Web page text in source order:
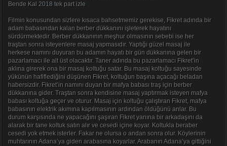
Bende Kal 2018 tek part izle
Filmin konusundan sizlere kısaca bahsetmemiz gerekise, Fikret adında bir
adam babasından kalan berber dükkanını işleterek hayatını
sürdürmektedir. Berber dükkanının meşhur olmasının sebebi ise her
traştan sonra isteyenlere masaj yapmasıdır. Yaptığı güzel masaj ile
herkese namını duyuran bu adamın hayatı bir gün dükkanına gelen bir
pazarlamacı ile alt üst olacaktır. Taner adında bu pazarlamacı Fikret’in
aklına girerek ona bir masaj koltuğu satar. Bu masaj koltuğu sayesinde
yükünün hafiflediğini düşünen Fikret, koltuğun başına açacağı beladan
habersizdir. Fikret’in namını duyan bir mafya babası traş için berber
dükkanına gider. Traştan sonra kendisine masaj yaptırmak isteyen mafya
babası koltuğa geçer ve oturur. Masaj için koltuğu çalıştıran Fikret, mafya
babasının elektrik akımına kapılmasının ardından öldüğünü anlar. Bu
durum karşısında ne yapacağını şaşıran Fikret yanına bir arkadaşını da
alarak bir tane koltuk satın alır ve cesedi içine koyar. Koltukla beraber
cesedi yok etmek isterler. Fakar ne olursa o andan sonra olur. Köylerinin
muhtarının Adana’ya giden arabasına koyarlar. Arabanın Adana’ya gittiğini